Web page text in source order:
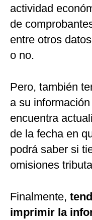
actividad
de
entre otros
o no.
Pero, también
a su
encuentra
de la fecha en
podrá saber si
omisiones
Finalmente,
imprimir la